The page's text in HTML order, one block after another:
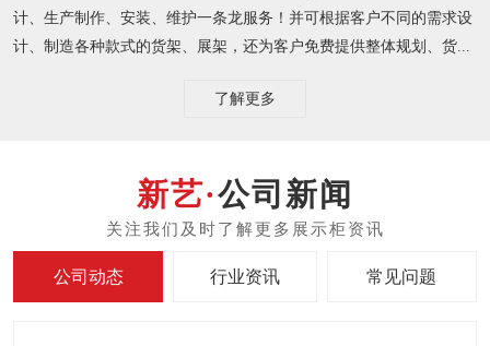
计、生产制作、安装、维护一条龙服务！并可根据客户不同的需求设
计、制造各种款式的货架、展架，还为客户免费提供整体规划、货...
了解更多
公司新闻
公司动态 行业资讯 常见问题